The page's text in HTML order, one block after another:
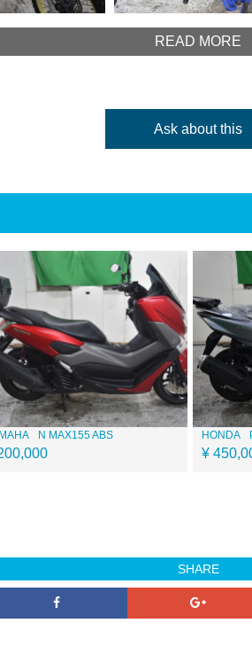
READ MORE
Ask about this
N MAX155 ABS HONDA
¥
SHARE